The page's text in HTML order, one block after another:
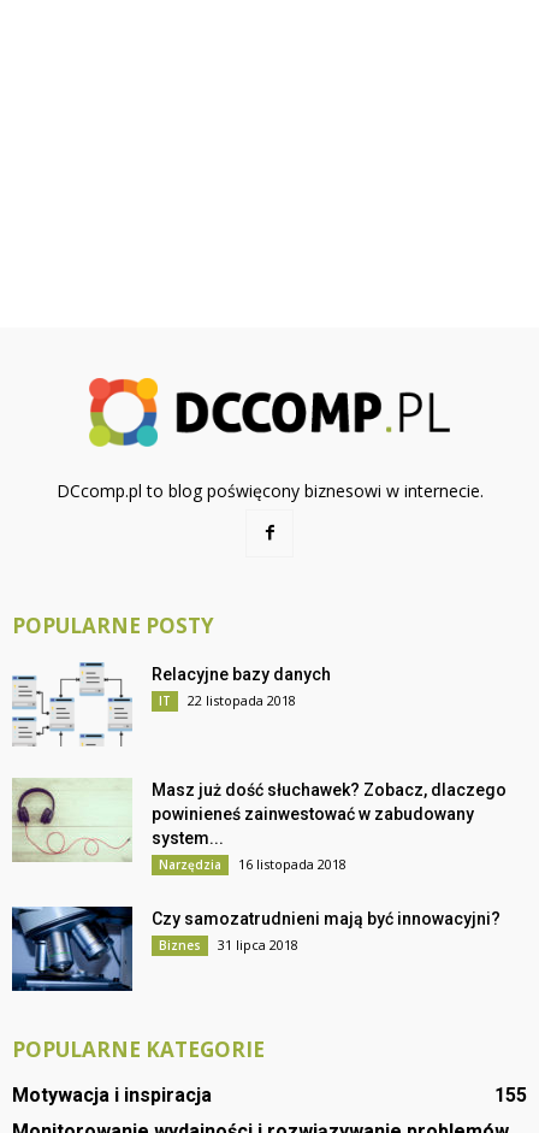
DCcomp.pl to blog poświęcony biznesowi w internecie.
POPULARNE POSTY
Relacyjne bazy danych
IT 22 listopada 2018
Masz już dość słuchawek? Zobacz, dlaczego
powinieneś zainwestować w zabudowany
system...
Narzędzia 16 listopada 2018
Czy samozatrudnieni mają być innowacyjni?
Biznes 31 lipca 2018
POPULARNE KATEGORIE
Motywacja i inspiracja
155